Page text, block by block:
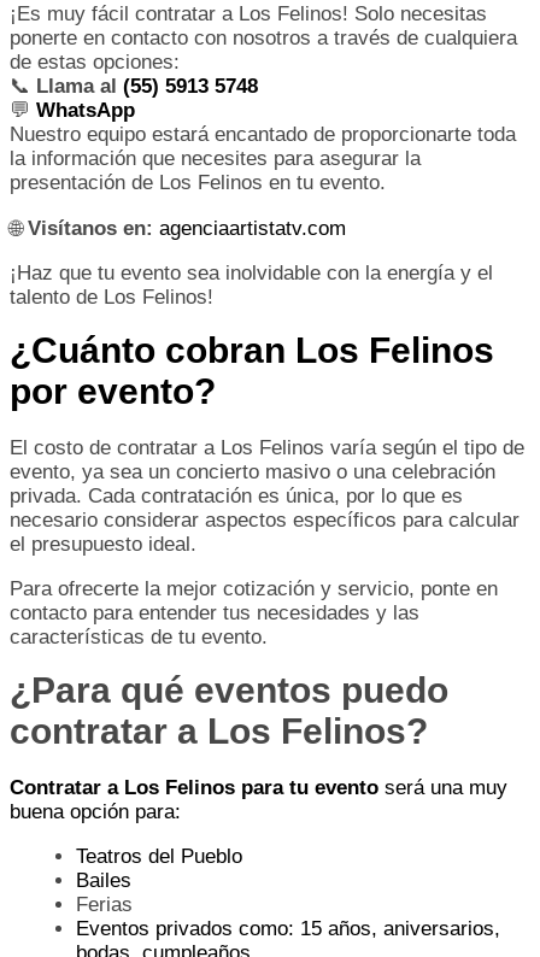
¡Es muy fácil contratar a Los Felinos! Solo necesitas
ponerte en contacto con nosotros a través de cualquiera
de estas opciones:
📞 Llama al (55) 5913 5748
💬 WhatsApp
Nuestro equipo estará encantado de proporcionarte toda
la información que necesites para asegurar la
presentación de Los Felinos en tu evento.
🌐Visítanos en: agenciaartistatv.com
¡Haz que tu evento sea inolvidable con la energía y el
talento de Los Felinos!
¿Cuánto cobran Los Felinos
por evento?
El costo de contratar a Los Felinos varía según el tipo de
evento, ya sea un concierto masivo o una celebración
privada. Cada contratación es única, por lo que es
necesario considerar aspectos específicos para calcular
el presupuesto ideal.
Para ofrecerte la mejor cotización y servicio, ponte en
contacto para entender tus necesidades y las
características de tu evento.
¿Para qué eventos puedo
contratar a Los Felinos?
Contratar a Los Felinos para tu evento será una muy
buena opción para:
Teatros del Pueblo
Bailes
Ferias
Eventos privados como: 15 años, aniversarios,
bodas, cumpleaños.